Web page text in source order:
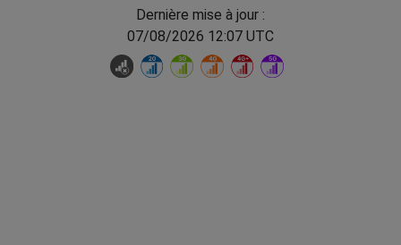
Dernière mise à jour :
07/08/2026 12:07 UTC